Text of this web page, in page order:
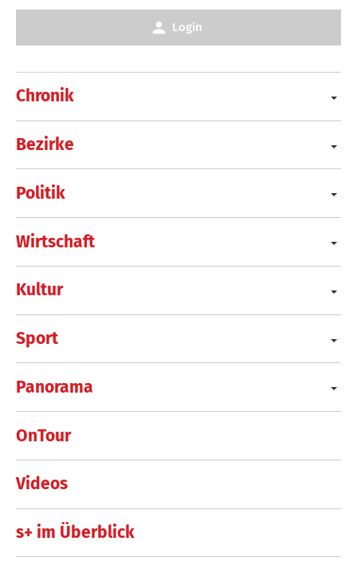
Chronik
Bezirke
Politik
Wirtschaft
Kultur
Sport
Panorama
OnTour
Videos
s+ im Überblick
Login